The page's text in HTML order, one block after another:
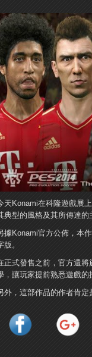
天Konami在科隆遊戲展
典型的風格及其所傳達
據Konami官方公佈，本
版。
正式發售之前，官方還
，讓玩家提前熟悉遊戲的
外，這部作品的作者肯定